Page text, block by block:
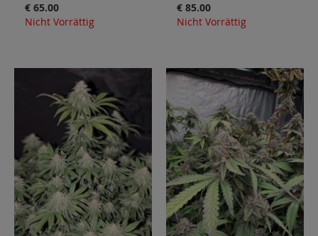
€ 65.00
Nicht Vorrättig
€ 85.00
Nicht Vorrättig